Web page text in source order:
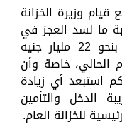
وزيرة الخزانة
ما لسد العجز في
النفقات اليومية للحكومة والمقدر بنحو 22 مليار جنيه
العام الحالي، خاصة وأن
استبعد أي زيادة
الدخل والتأمين
للخزانة العام.